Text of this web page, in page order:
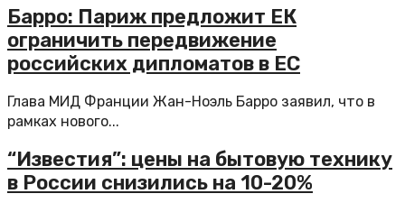
Барро: Париж предложит ЕК
ограничить передвижение
российских дипломатов в ЕС
Глава МИД Франции Жан-Ноэль Барро заявил, что в
рамках нового...
“Известия”: цены на бытовую технику
в России снизились на 10-20%